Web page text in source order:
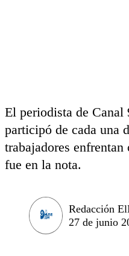
El periodista de
participó de cada una
trabajadores
fue en la nota.
Redacción
27 de junio